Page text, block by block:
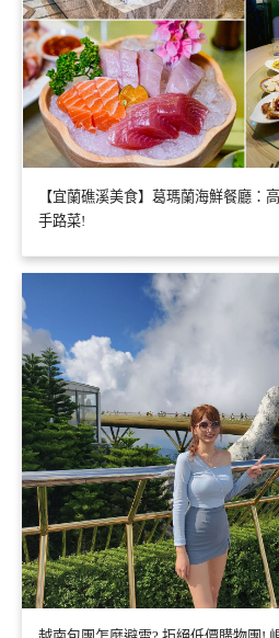
【宜蘭礁溪美食】葛瑪蘭海鮮餐廳：
手路菜!